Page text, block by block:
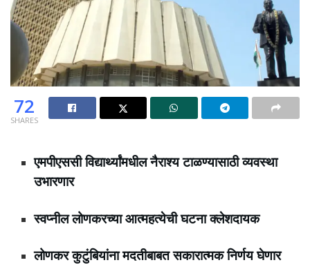
72
SHARES
एमपीएससी विद्यार्थ्यांमधील नैराश्य टाळण्यासाठी व्यवस्था
उभारणार
स्वप्नील लोणकरच्या आत्महत्येची घटना क्लेशदायक
लोणकर कुटुंबियांना मदतीबाबत सकारात्मक निर्णय घेणार